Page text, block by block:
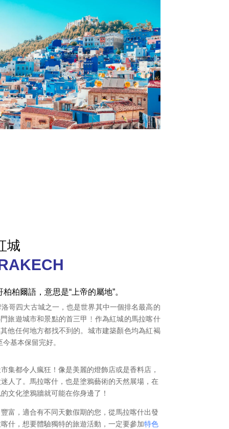
城
柏爾語，意思是“上帝的屬地”。
哥四大古城之一，也是世界其中一個排名最高的
旅遊城市和景點的首三甲﹗作為紅城的馬拉喀什
他任何地方都找不到的。城市建築顏色均為紅褐
基本保留完好。
集都令人瘋狂！像是美麗的燈飾店或是香料店，
人了。馬拉喀什，也是塗鴉藝術的天然展場，在
文化塗鴉牆就可能在你身邊了！
富，適合有不同天數假期的您， 從馬拉喀什出發
什，想要體驗獨特的旅遊活動，一定要參加特色